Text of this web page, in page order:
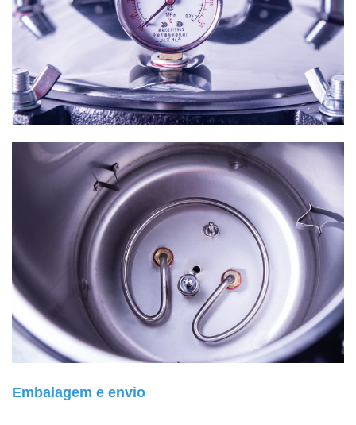
Embalagem e envio